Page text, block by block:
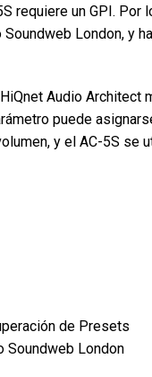
requiere un GPI. Por
London, y
Audio
puede
y el AC-5S se
de Presets
Soundweb London